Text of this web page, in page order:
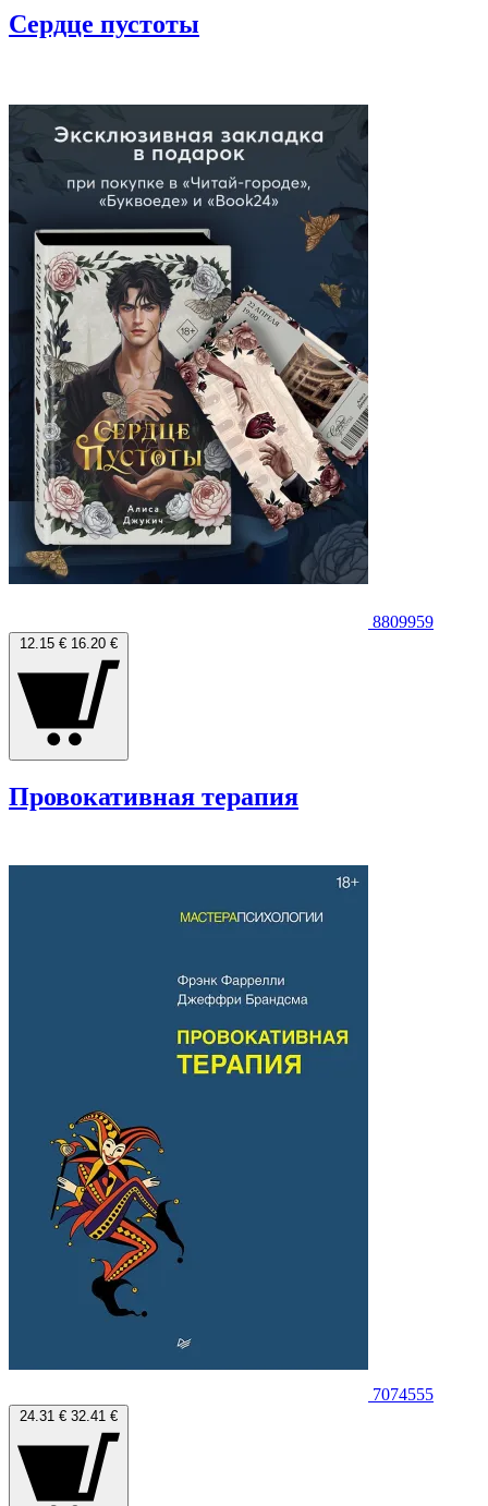
Сердце пустоты
8809959
12.15 € 16.20 €
Провокативная терапия
7074555
24.31 € 32.41 €